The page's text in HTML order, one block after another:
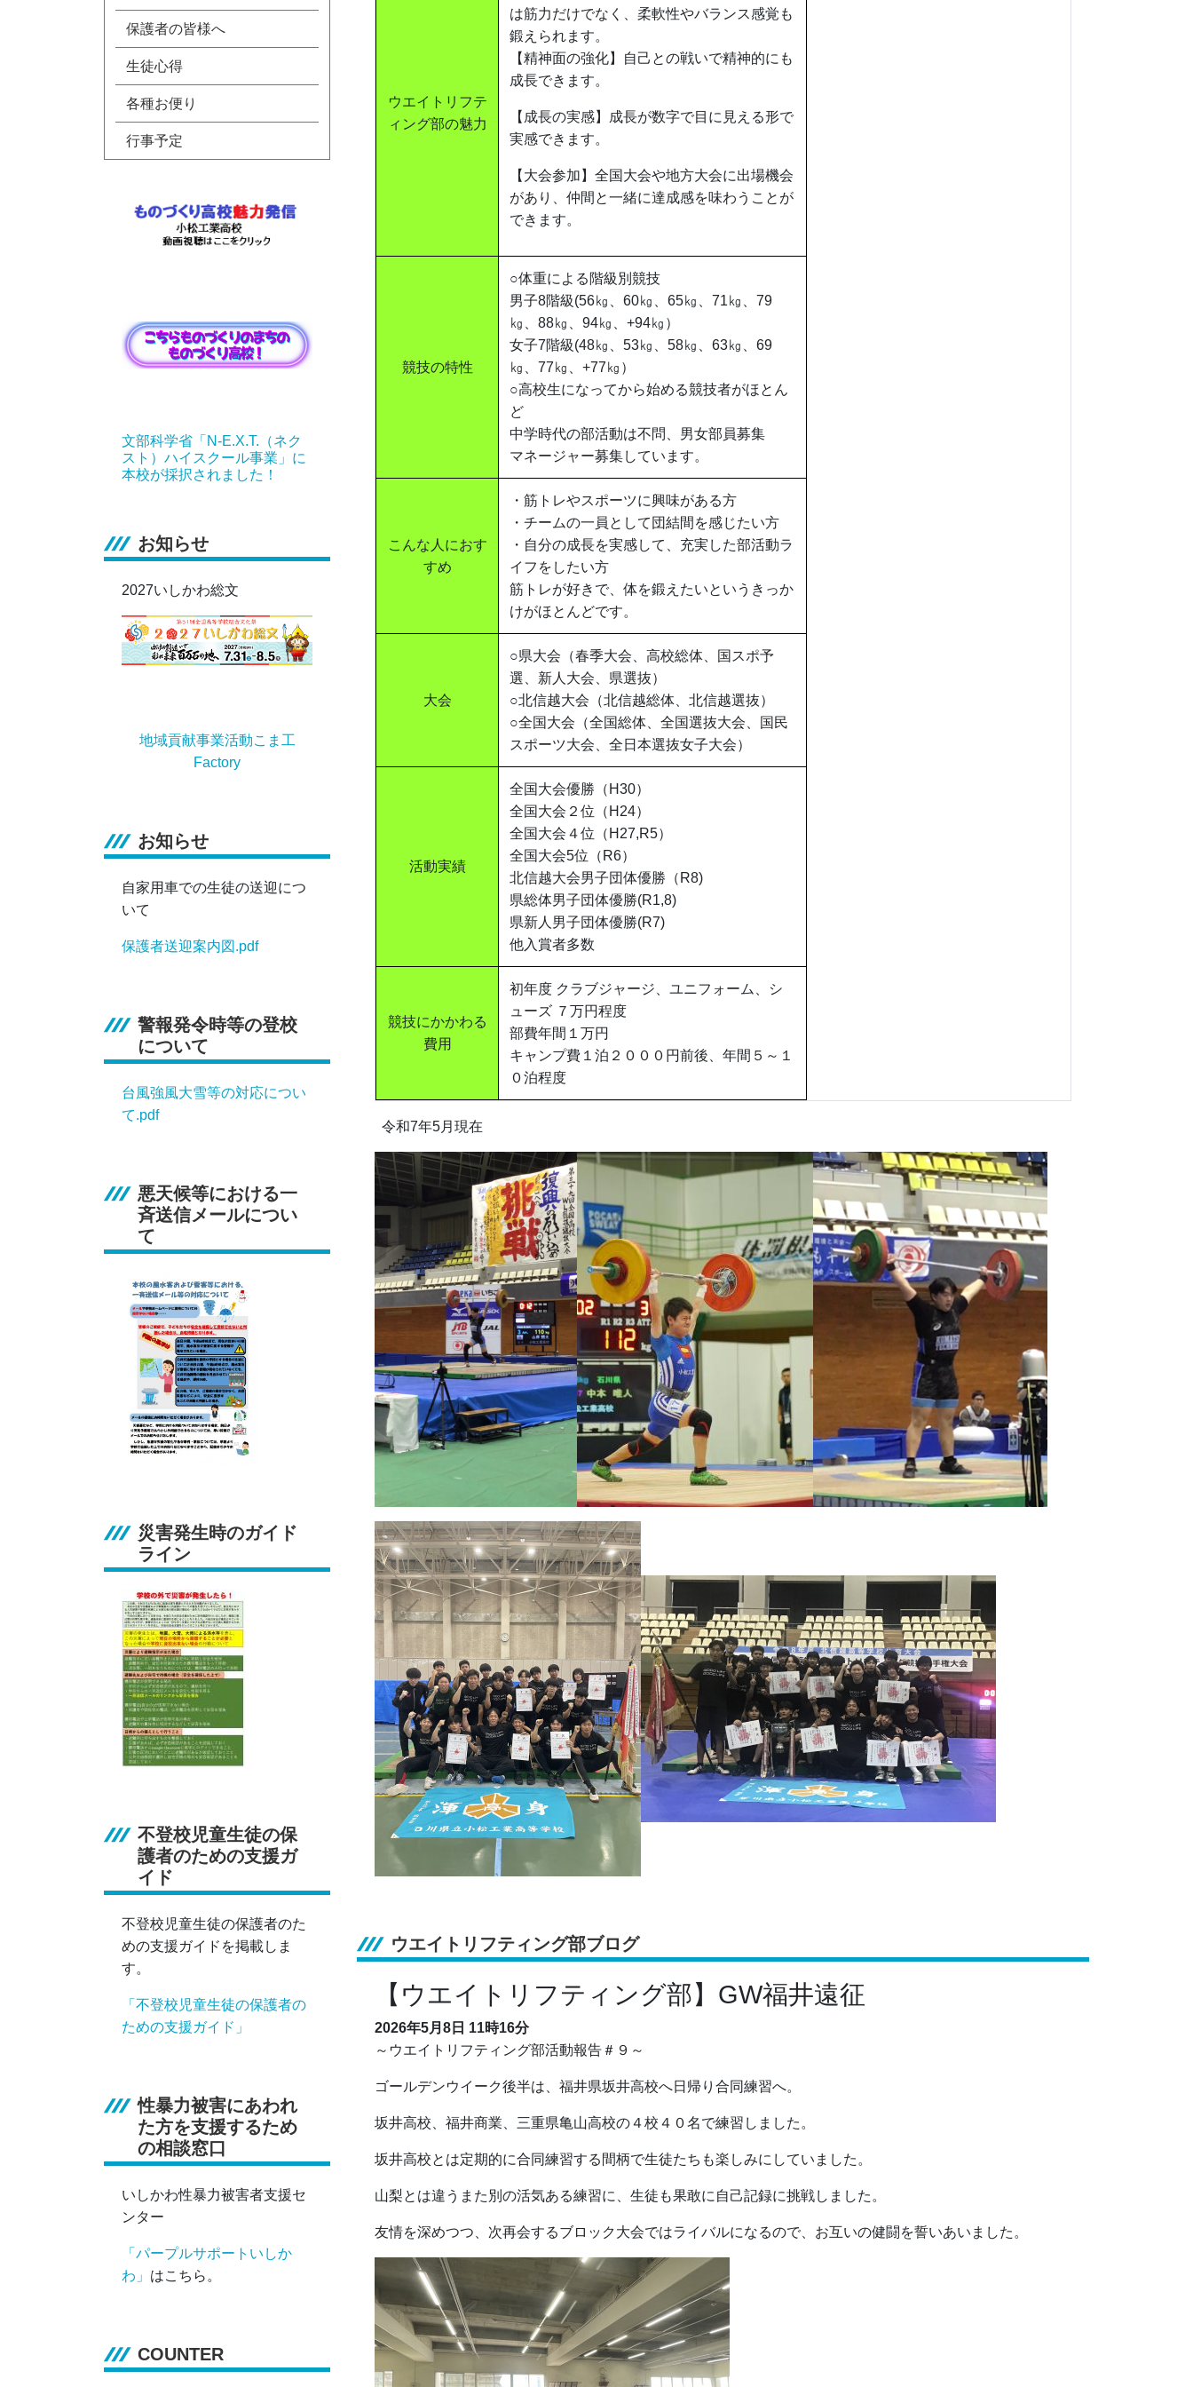
保護者の皆様へ
生徒心得
各種お便り
行事予定
文部科学省「N-E.X.T.（ネク
スト）ハイスクール事業」に
本校が採択されました！
お知らせ
2027いしかわ総文
地域貢献事業活動こま工
Factory
お知らせ
自家用車での生徒の送迎につ
いて
保護者送迎案内図.pdf
警報発令時等の登校
について
台風強風大雪等の対応につい
て.pdf
悪天候等における一
斉送信メールについ
て
災害発生時のガイド
ライン
不登校児童生徒の保
護者のための支援ガ
イド
不登校児童生徒の保護者のた
めの支援ガイドを掲載しま
す。
「不登校児童生徒の保護者の
ための支援ガイド」
性暴力被害にあわれ
た方を支援するため
の相談窓口
いしかわ性暴力被害者支援セ
ンター
「パープルサポートいしか
わ」 はこちら。
COUNTER
ウエイトリフテ
ィング部の魅力
は筋力だけでなく、柔軟性やバランス感覚も
鍛えられます。
【精神面の強化】自己との戦いで精神的にも
成長できます。
【成長の実感】成長が数字で目に見える形で
実感できます。
【大会参加】全国大会や地方大会に出場機会
があり、仲間と一緒に達成感を味わうことが
できます。
競技の特性
○体重による階級別競技
男子8階級(56㎏、60㎏、65㎏、71㎏、79
㎏、88㎏、94㎏、+94㎏）
女子7階級(48㎏、53㎏、58㎏、63㎏、69
㎏、77㎏、+77㎏）
○高校生になってから始める競技者がほとん
ど
中学時代の部活動は不問、男女部員募集
マネージャー募集しています。
こんな人におす
すめ
・筋トレやスポーツに興味がある方
・チームの一員として団結間を感じたい方
・自分の成長を実感して、充実した部活動ラ
イフをしたい方
筋トレが好きで、体を鍛えたいというきっか
けがほとんどです。
大会
○県大会（春季大会、高校総体、国スポ予
選、新人大会、県選抜）
○北信越大会（北信越総体、北信越選抜）
○全国大会（全国総体、全国選抜大会、国民
スポーツ大会、全日本選抜女子大会）
活動実績
全国大会優勝（H30）
全国大会２位（H24）
全国大会４位（H27,R5）
全国大会5位（R6）
北信越大会男子団体優勝（R8)
県総体男子団体優勝(R1,8)
県新人男子団体優勝(R7)
他入賞者多数
競技にかかわる
費用
初年度 クラブジャージ、ユニフォーム、シ
ューズ ７万円程度
部費年間１万円
キャンプ費１泊２０００円前後、年間５～１
０泊程度
令和7年5月現在
ウエイトリフティング部ブログ
【ウエイトリフティング部】GW福井遠征
2026年5月8日 11時16分
～ウエイトリフティング部活動報告＃９～
ゴールデンウイーク後半は、福井県坂井高校へ日帰り合同練習へ。
坂井高校、福井商業、三重県亀山高校の４校４０名で練習しました。
坂井高校とは定期的に合同練習する間柄で生徒たちも楽しみにしていました。
山梨とは違うまた別の活気ある練習に、生徒も果敢に自己記録に挑戦しました。
友情を深めつつ、次再会するブロック大会ではライバルになるので、お互いの健闘を誓いあいました。